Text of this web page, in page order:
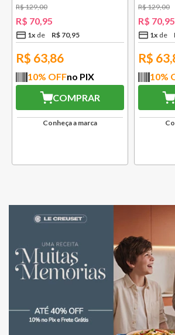
131 mm Bsf
R$129,00
R$ 70,95
1x R$ 70,95
R$ 63,86
10% OFFno PIX
COMPRAR
Conheça a marca
Lausanne
R$129,00
R$ 70,95
1x
R$
10%